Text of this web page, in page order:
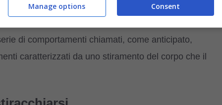
cui i felini tendono a mostrare la loro tristezza per la
felici quando questi ritornano a casa. Proprio a
di comportamenti chiamati, come anticipato,
caratterizzati da uno stiramento del corpo che il
Consent
Manage options